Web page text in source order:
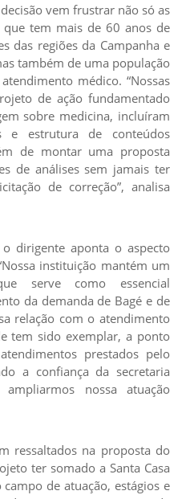
vem frustrar não só as
que tem mais de 60 anos de
das regiões da Campanha e
também de uma população
médico. “Nossas
de ação fundamentado
sobre medicina, incluíram
e estrutura de conteúdos
de montar uma proposta
de análises sem jamais ter
de correção”, analisa
dirigente aponta o aspecto
instituição mantém um
serve como essencial
da demanda de Bagé e de
relação com o atendimento
tem sido exemplar, a ponto
prestados pelo
a confiança da secretaria
nossa atuação
ressaltados na proposta do
ter somado a Santa Casa
de atuação, estágios e